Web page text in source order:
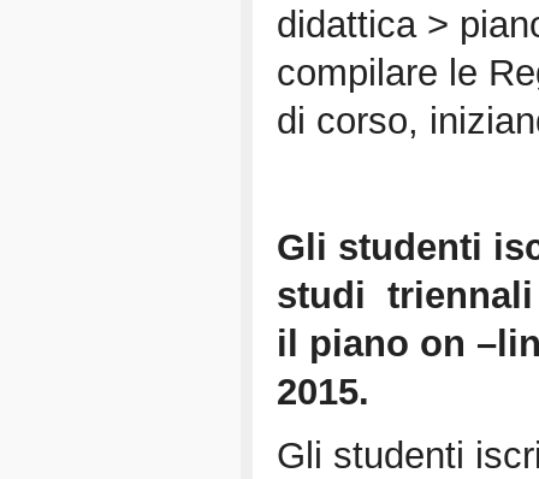
didattica >
compilare le
di corso,
Gli studenti
studi triennali
il piano on
2015.
Gli studenti